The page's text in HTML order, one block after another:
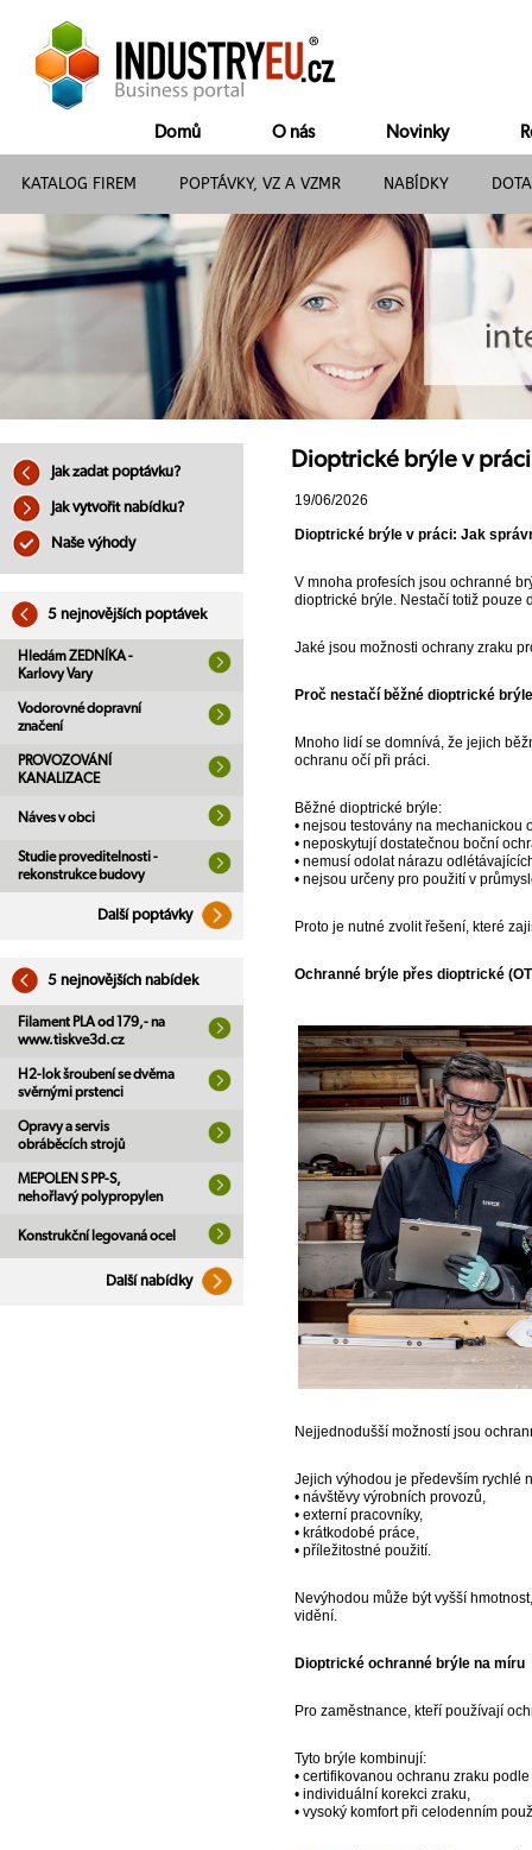
Domů O nás Novinky
KATALOG FIREM POPTÁVKY, VZ A VZMR NABÍDKY
Jak zadat poptávku?
Jak vytvořit nabídku?
Naše výhody
5 nejnovějších poptávek
Hledám ZEDNÍKA -
Karlovy Vary
Vodorovné dopravní
značení
PROVOZOVÁNÍ
KANALIZACE
Náves v obci
Studie proveditelnosti -
rekonstrukce budovy
Další poptávky
5 nejnovějších nabídek
Filament PLA od 179,- na
www.tiskve3d.cz
H2-lok šroubení se dvěma
svěrnými prstenci
Opravy a servis
obráběcích strojů
MEPOLEN S PP-S,
nehořlavý polypropylen
Konstrukční legovaná ocel
Další nabídky
Dioptrické brýle v práci
19/06/2026
Dioptrické brýle v práci: Jak
V mnoha profesích jsou ochranné
dioptrické brýle. Nestačí totiž pouze
Jaké jsou možnosti ochrany zraku
Proč nestačí běžné dioptrické
Mnoho lidí se domnívá, že jejich
ochranu očí při práci.
Běžné dioptrické brýle:
• nejsou testovány na mechanickou
• neposkytují dostatečnou boční
• nemusí odolat nárazu
• nejsou určeny pro použití v
Proto je nutné zvolit řešení, které
Ochranné brýle přes dioptrické
Nejjednodušší možností jsou
Jejich výhodou je především rychlé
• návštěvy výrobních provozů,
• externí pracovníky,
• krátkodobé práce,
• příležitostné použití.
Nevýhodou může být vyšší
vidění.
Dioptrické ochranné brýle na míru
Pro zaměstnance, kteří používají
Tyto brýle kombinují:
• certifikovanou ochranu zraku
• individuální korekci zraku,
• vysoký komfort při celodenním